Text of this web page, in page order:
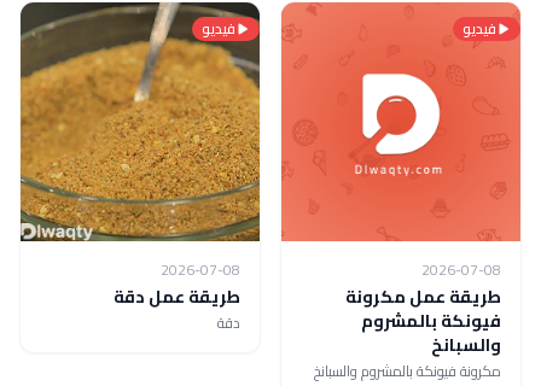
فيديو
2026-07-08
طريقة عمل مكرونة
فيونكة بالمشروم
والسبانخ
مكرونة فيونكة بالمشروم والسبانخ
فيديو
2026-07-08
طريقة عمل دقة
دقة